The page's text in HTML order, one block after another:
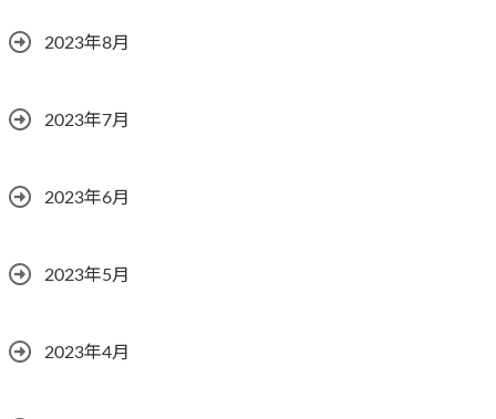
2023年8月
2023年7月
2023年6月
2023年5月
2023年4月